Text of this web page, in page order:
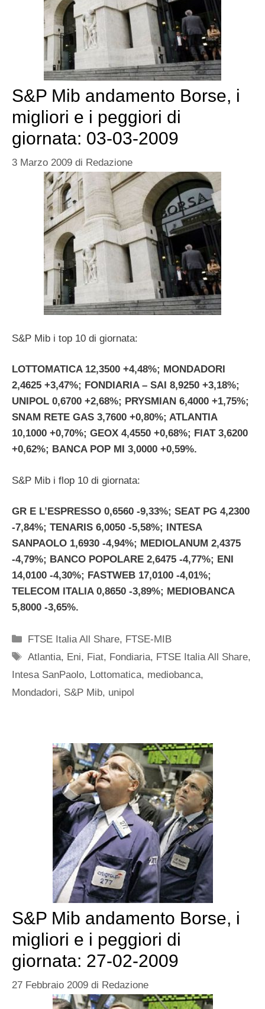
S&P Mib andamento Borse, i
migliori e i peggiori di
giornata: 03-03-2009
3 Marzo 2009 di Redazione
S&P Mib i top 10 di giornata:
LOTTOMATICA 12,3500 +4,48%; MONDADORI
2,4625 +3,47%; FONDIARIA – SAI 8,9250 +3,18%;
UNIPOL 0,6700 +2,68%; PRYSMIAN 6,4000 +1,75%;
SNAM RETE GAS 3,7600 +0,80%; ATLANTIA
10,1000 +0,70%; GEOX 4,4550 +0,68%; FIAT 3,6200
+0,62%; BANCA POP MI 3,0000 +0,59%.
S&P Mib i flop 10 di giornata:
GR E L’ESPRESSO 0,6560 -9,33%; SEAT PG 4,2300
-7,84%; TENARIS 6,0050 -5,58%; INTESA
SANPAOLO 1,6930 -4,94%; MEDIOLANUM 2,4375
-4,79%; BANCO POPOLARE 2,6475 -4,77%; ENI
14,0100 -4,30%; FASTWEB 17,0100 -4,01%;
TELECOM ITALIA 0,8650 -3,89%; MEDIOBANCA
5,8000 -3,65%.
Categorie
FTSE Italia All Share, FTSE-MIB
Tag
Atlantia, Eni, Fiat, Fondiaria, FTSE Italia All Share,
Intesa SanPaolo, Lottomatica, mediobanca,
Mondadori, S&P Mib, unipol
S&P Mib andamento Borse, i
migliori e i peggiori di
giornata: 27-02-2009
27 Febbraio 2009 di Redazione